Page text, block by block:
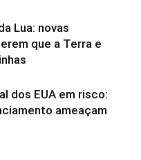
Lua: novas
que a Terra e
dos EUA em risco:
ameaçam